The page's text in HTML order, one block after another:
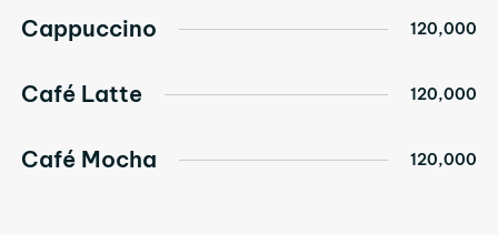
Cappuccino 120,000
Café Latte 120,000
Café Mocha 120,000